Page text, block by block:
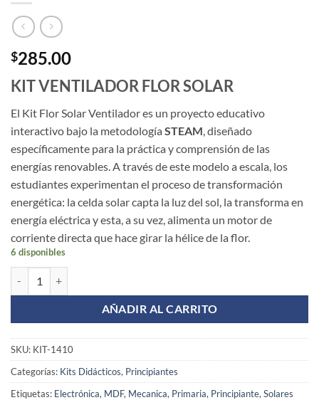
$285.00
KIT VENTILADOR FLOR SOLAR
El Kit Flor Solar Ventiladores un proyecto educativo
interactivo bajo la metodología STEAM, diseñado
específicamente para la práctica y comprensión de las
energías renovables. A través de este modelo a escala, los
estudiantes experimentan el proceso de transformación
energética: la celda solar capta la luz del sol, la transforma en
energía eléctrica y esta, a su vez, alimenta un motor de
corriente directa que hace girar la hélice de la flor.
6 disponibles
AÑADIR AL CARRITO
SKU: KIT-1410
Categorías: Kits Didácticos, Principiantes
Etiquetas: Electrónica, MDF, Mecanica, Primaria, Principiante, Solares